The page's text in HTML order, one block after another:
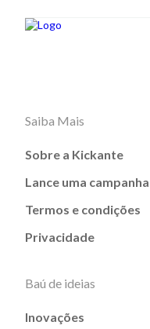
Saiba Mais
Sobre a Kickante
Lance uma campanha
Termos e condições
Privacidade
Baú de ideias
Inovações